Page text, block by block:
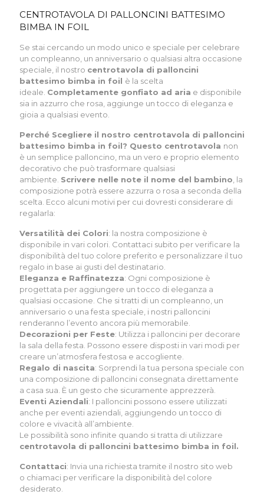
CENTROTAVOLA DI PALLONCINI BATTESIMO
BIMBA IN FOIL
Se stai cercando un modo unico e speciale per celebrare
un compleanno, un anniversario o qualsiasi altra occasione
speciale, il nostro centrotavola di palloncini
battesimo bimba in foil è la scelta
ideale. Completamente gonfiato ad aria e disponibile
sia in azzurro che rosa, aggiunge un tocco di eleganza e
gioia a qualsiasi evento.
Perché Scegliere il nostro centrotavola di palloncini
battesimo bimba in foil? Questo centrotavola non
è un semplice palloncino, ma un vero e proprio elemento
decorativo che può trasformare qualsiasi
ambiente. Scrivere nelle note il nome del bambino , la
composizione potrà essere azzurra o rosa a seconda della
scelta. Ecco alcuni motivi per cui dovresti considerare di
regalarla:
Versatilità dei Colori: la nostra composizione è
disponibile in vari colori. Contattaci subito per verificare la
disponibilità del tuo colore preferito e personalizzare il tuo
regalo in base ai gusti del destinatario.
Eleganza e Raffinatezza: Ogni composizione è
progettata per aggiungere un tocco di eleganza a
qualsiasi occasione. Che si tratti di un compleanno, un
anniversario o una festa speciale, i nostri palloncini
renderanno l’evento ancora più memorabile.
Decorazioni per Feste: Utilizza i palloncini per decorare
la sala della festa. Possono essere disposti in vari modi per
creare un’atmosfera festosa e accogliente.
Regalo di nascita: Sorprendi la tua persona speciale con
una composizione di palloncini consegnata direttamente
a casa sua. È un gesto che sicuramente apprezzerà.
Eventi Aziendali: I palloncini possono essere utilizzati
anche per eventi aziendali, aggiungendo un tocco di
colore e vivacità all’ambiente.
Le possibilità sono infinite quando si tratta di utilizzare
centrotavola di palloncini battesimo bimba in foil.
Contattaci: Invia una richiesta tramite il nostro sito web
o chiamaci per verificare la disponibilità del colore
desiderato.